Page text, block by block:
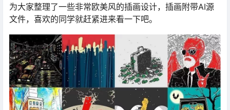
为大家整理了一些非常欧美风的插画设计，插画附带AI源
文件，喜欢的同学就赶紧进来看一下吧。